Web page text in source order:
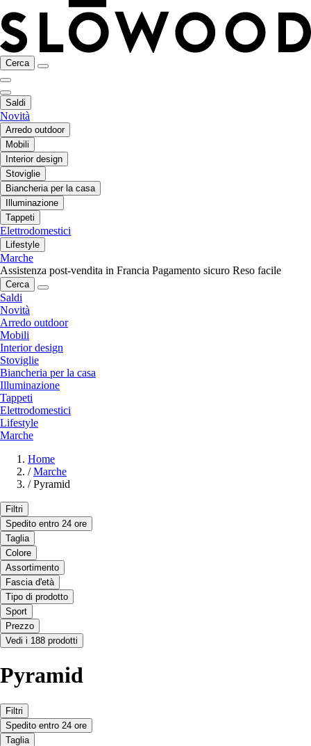
Cerca
Saldi
Novità
Arredo outdoor
Mobili
Interior design
Stoviglie
Biancheria per la casa
Illuminazione
Tappeti
Elettrodomestici
Lifestyle
Marche
Assistenza post-vendita in Francia Pagamento sicuro Reso facile
Cerca
Saldi
Novità
Arredo outdoor
Mobili
Interior design
Stoviglie
Biancheria per la casa
Illuminazione
Tappeti
Elettrodomestici
Lifestyle
Marche
Home
/ Marche
/ Pyramid
Filtri
Spedito entro 24 ore
Taglia
Colore
Assortimento
Fascia d'età
Tipo di prodotto
Sport
Prezzo
Vedi i 188 prodotti
Pyramid
Filtri
Spedito entro 24 ore
Taglia